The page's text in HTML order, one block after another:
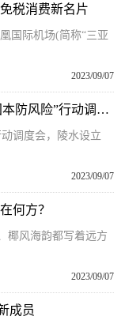
税消费新名片
国际机场(简称“三亚
2023/09/07
陵水召开续会迅速贯彻全省禁毒三年“固本防风险”行动调度会精神
调度会，陵水设立
2023/09/07
何方？
椰风海韵都写着远方
2023/09/07
成员